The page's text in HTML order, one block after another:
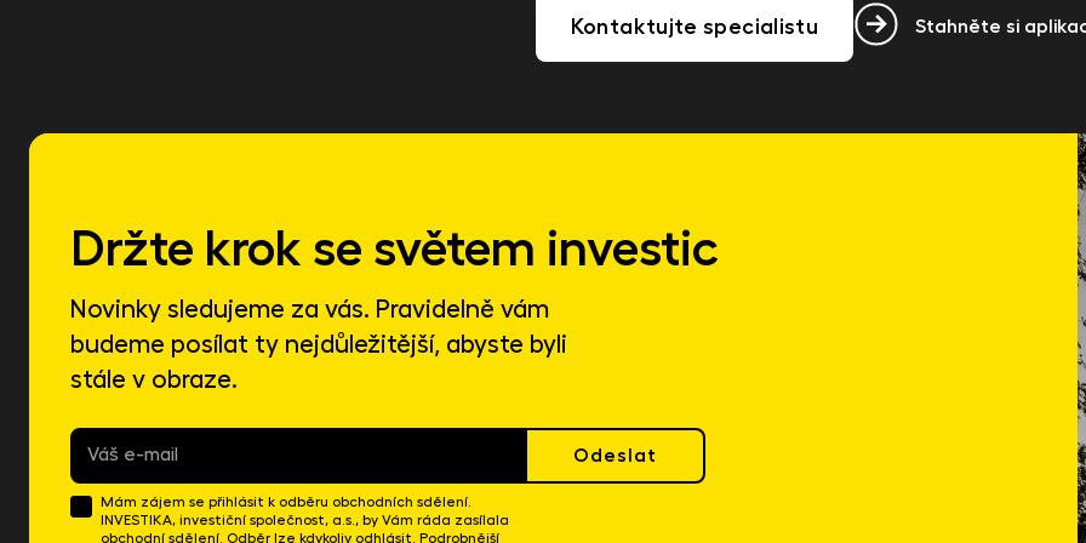
Kontaktujte specialistu Stahněte si
Držte krok se světem investic
Novinky sledujeme za vás. Pravidelně vám
budeme posílat ty nejdůležitější, abyste byli
stále v obraze.
E-
Mám zájem se přihlásit k odběru obchodních sdělení.
INVESTIKA, investiční společnost, a.s., by Vám ráda zasílala
obchodní sdělení. Odběr lze kdykoliv odhlásit. Podrobnější
Odeslat